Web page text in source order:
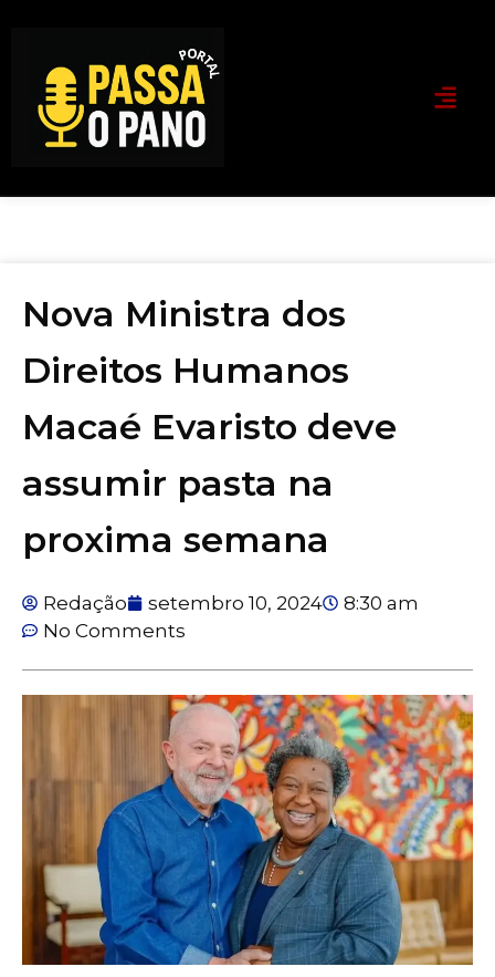
Nova Ministra dos
Direitos Humanos
Macaé Evaristo deve
assumir pasta na
proxima semana
Redação setembro 10, 2024
8:30 am
No Comments